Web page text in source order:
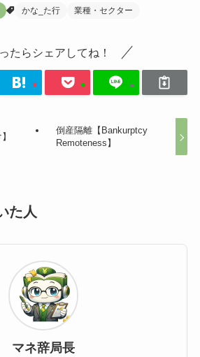
かな_た行 業種・セクター
たらシェアしてね！
倒産隔離【Bankurptcy
Remoteness】
た人
マネ辞局長